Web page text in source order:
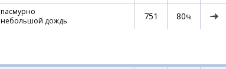
пасмурно
небольшой дождь
751 80%